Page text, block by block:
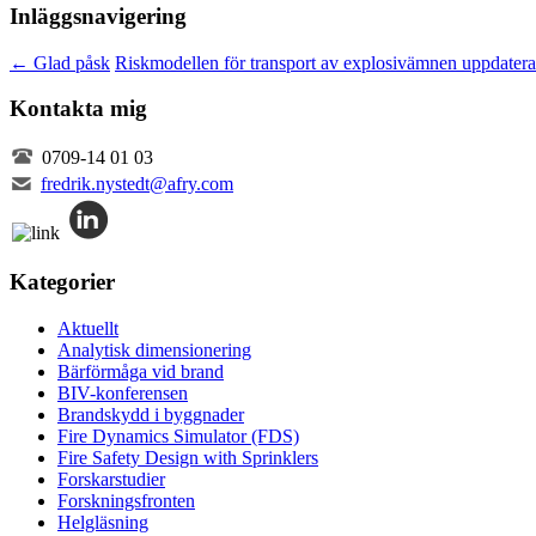
Inläggsnavigering
← Glad påsk Riskmodellen för transport av explosivämnen
Kontakta mig
0709-14 01 03
fredrik.nystedt@afry.com
Kategorier
Aktuellt
Analytisk dimensionering
Bärförmåga vid brand
BIV-konferensen
Brandskydd i byggnader
Fire Dynamics Simulator (FDS)
Fire Safety Design with Sprinklers
Forskarstudier
Forskningsfronten
Helgläsning